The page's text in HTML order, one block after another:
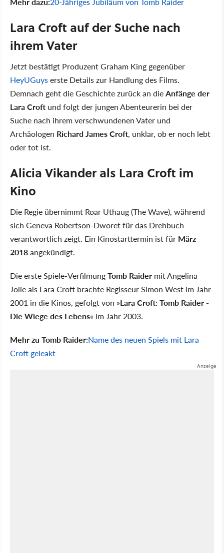
Lara Croft auf der Suche nach
ihrem Vater
Jetzt bestätigt Produzent Graham King gegenüber
HeyUGuyserste Details zur Handlung des Films.
Demnach geht die Geschichte zurück an dieAnfänge der
Lara Croft und folgt der jungen Abenteurerin bei der
Suche nach ihrem verschwundenen Vater und
Archäologen Richard James Croft, unklar, ob er noch lebt
oder tot ist.
Alicia Vikander als Lara Croft im
Kino
Die Regie übernimmt Roar Uthaug (The Wave), während
sich Geneva Robertson-Dworet für das Drehbuch
verantwortlich zeigt. Ein Kinostarttermin ist für März
2018angekündigt.
Die erste Spiele-VerfilmungTomb Raider mit Angelina
Jolie als Lara Croft brachte Regisseur Simon West im Jahr
2001 in die Kinos, gefolgt von »Lara Croft: Tomb Raider -
Die Wiege des Lebens« im Jahr 2003.
Mehr zu Tomb Raider:Name des neuen Spiels mit Lara
Croft geleakt